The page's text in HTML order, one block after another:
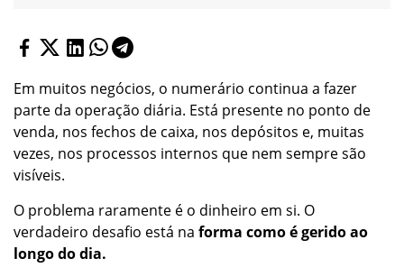
Em muitos negócios, o numerário continua a fazer
parte da operação diária. Está presente no ponto de
venda, nos fechos de caixa, nos depósitos e, muitas
vezes, nos processos internos que nem sempre são
visíveis.
O problema raramente é o dinheiro em si. O
verdadeiro desafio está na forma como é gerido ao
longo do dia.